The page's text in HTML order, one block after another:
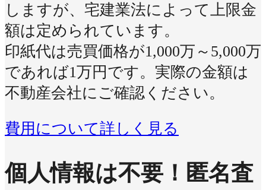
しますが、宅建業法によって上限金
額は定められています。
印紙代は売買価格が1,000万～5,000万
であれば1万円です。実際の金額は
不動産会社にご確認ください。
費用について詳しく見る
個人情報は不要！ 匿名査